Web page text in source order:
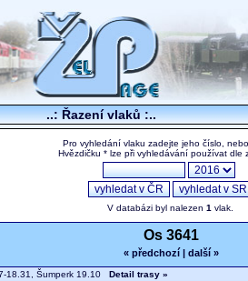
..: Řazení vlaků :..
Pro vyhledání vlaku zadejte jeho číslo,
Hvězdičku * lze při vyhledávání používat dle
V databázi byl nalezen 1 vlak.
Os 3641
« předchozí| další »
18.31, Šumperk 19.10 Detail trasy »